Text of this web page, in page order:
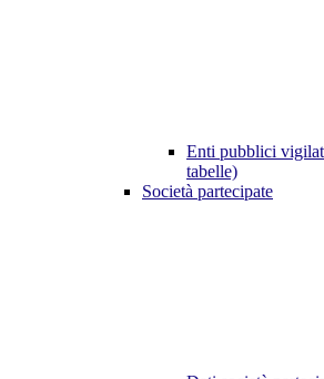
Enti pubblici
tabelle)
Società partecipate